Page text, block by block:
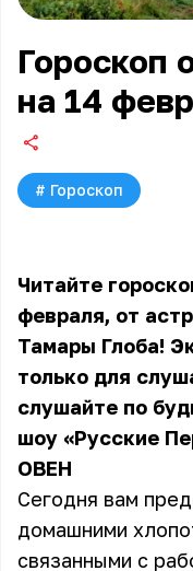
Гороскоп
на 14
# Гороскоп
Читайте
февраля, от
Тамары Глоба!
только для
слушайте по
шоу «Русские
ОВЕН
Сегодня вам
домашними
связанными с